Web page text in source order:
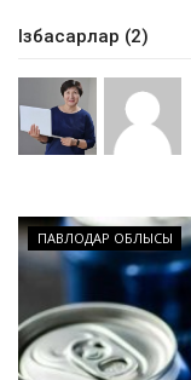
Қазақша Русский
Ізбасарлар (2)
ПАВЛОДАР ОБЛЫСЫ